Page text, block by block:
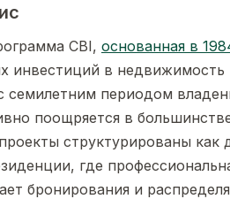
CBI, основанная в
инвестиций в
семилетним периодом
поощряется в
структурированы как
где
бронирования и